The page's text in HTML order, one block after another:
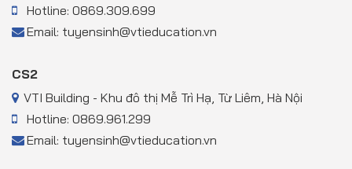
Hotline: 0869.309.699
Email: tuyensinh@vtieducation.vn
CS2
VTI Building - Khu đô thị Mễ Trì Hạ, Từ Liêm, Hà Nội
Hotline: 0869.961.299
Email: tuyensinh@vtieducation.vn